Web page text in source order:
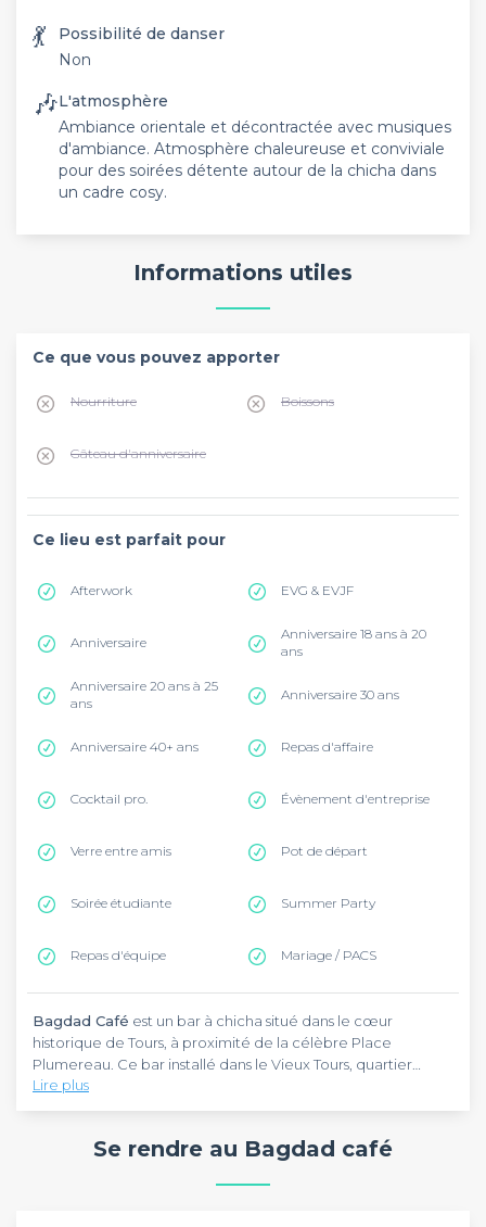
💃
Possibilité de danser
Non
🎶L'atmosphère
Ambiance orientale et décontractée avec musiques
d'ambiance. Atmosphère chaleureuse et conviviale
pour des soirées détente autour de la chicha dans
un cadre cosy.
Informations utiles
Ce que vous pouvez apporter
Nourriture Boissons
Gâteau d'anniversaire
Ce lieu est parfait pour
Afterwork EVG & EVJF
Anniversaire
Anniversaire 18 ans à 20
ans
Anniversaire 20 ans à 25
ans
Anniversaire 30 ans
Anniversaire 40+ ans Repas d'affaire
Cocktail pro. Évènement d'entreprise
Verre entre amis Pot de départ
Soirée étudiante Summer Party
Repas d'équipe Mariage / PACS
Bagdad Café est un bar à chicha situé dans le cœur
historique de Tours, à proximité de la célèbre Place
Plumereau. Ce bar installé dans le Vieux Tours, quartier
médiéval emblématique de la ville, vous accueille pour vos
soirées entre amis, anniversaires et afterworks dans une
Bagdad Cafése trouve au 35 bis rue Briçonnet, dans le
chicha, empruntez le tramway jusqu'à l'arrêt Mangin
Lire plus
Se rendre au Bagdad café